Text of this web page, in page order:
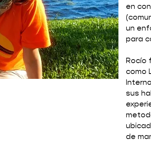
en
un
para
Rocío
como
sus
de